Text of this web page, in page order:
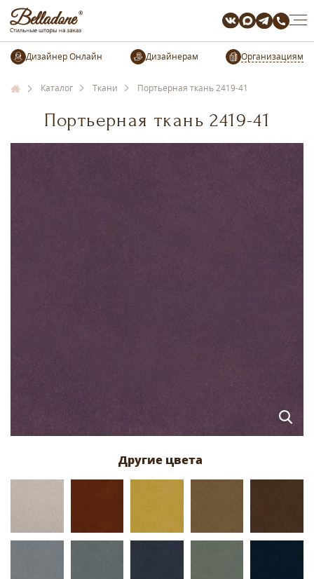
Организациям
Каталог Ткани Портьерная ткань 2419-41
Портьерная ткань 2419-41